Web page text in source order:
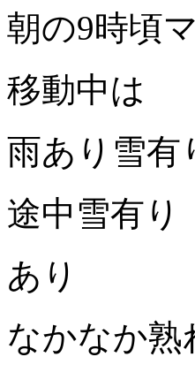
朝の9時頃
移動中は
雨あり雪有
途中雪有り
あり
なかなか